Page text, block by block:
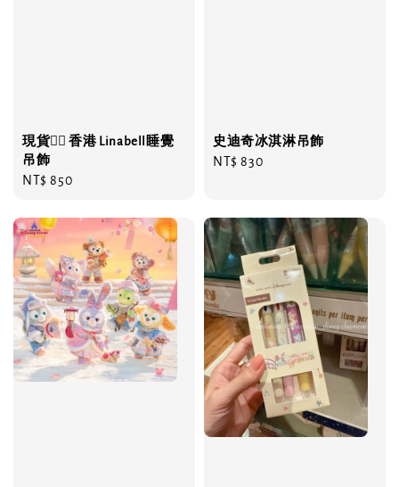
現貨❤️‍🔥 香港 Linabell睡覺
吊飾
Regular
NT$ 850
史迪奇冰淇淋吊飾
Regular
NT$ 830